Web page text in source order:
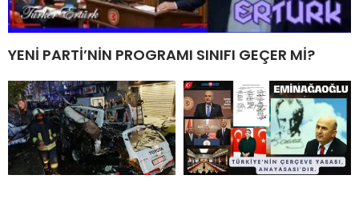
YENİ PARTİ’NİN PROGRAMI SINIFI GEÇER Mİ?